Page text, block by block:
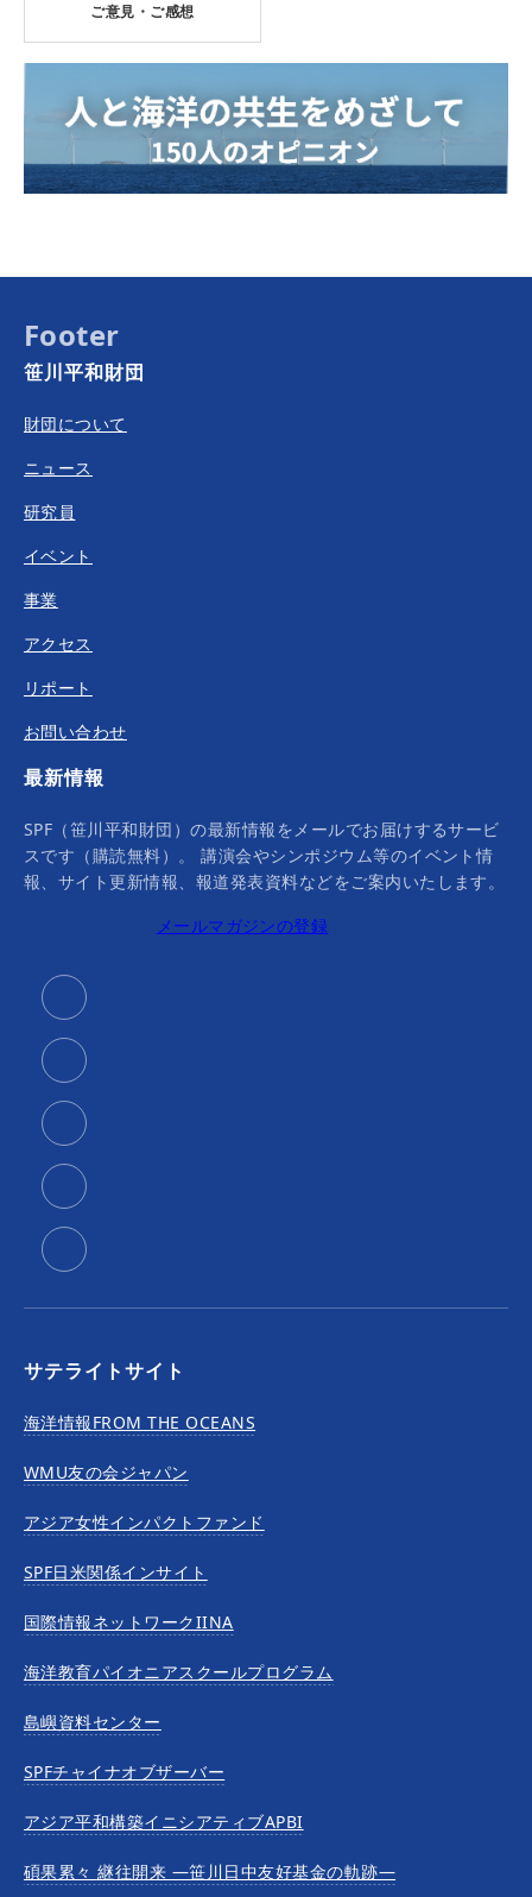
ご意見・ご感想
Footer
笹川平和財団
財団について
ニュース
研究員
イベント
事業
アクセス
リポート
お問い合わせ
最新情報
SPF（笹川平和財団）の最新情報をメールでお届けするサービ
スです（購読無料）。 講演会やシンポジウム等のイベント情
報、サイト更新情報、報道発表資料などをご案内いたします。
メールマガジンの登録
サテライトサイト
海洋情報FROM THE OCEANS
WMU友の会ジャパン
アジア女性インパクトファンド
SPF日米関係インサイト
国際情報ネットワークIINA
海洋教育パイオニアスクールプログラム
島嶼資料センター
SPFチャイナオブザーバー
アジア平和構築イニシアティブAPBI
碩果累々 継往開来 —笹川日中友好基金の軌跡—